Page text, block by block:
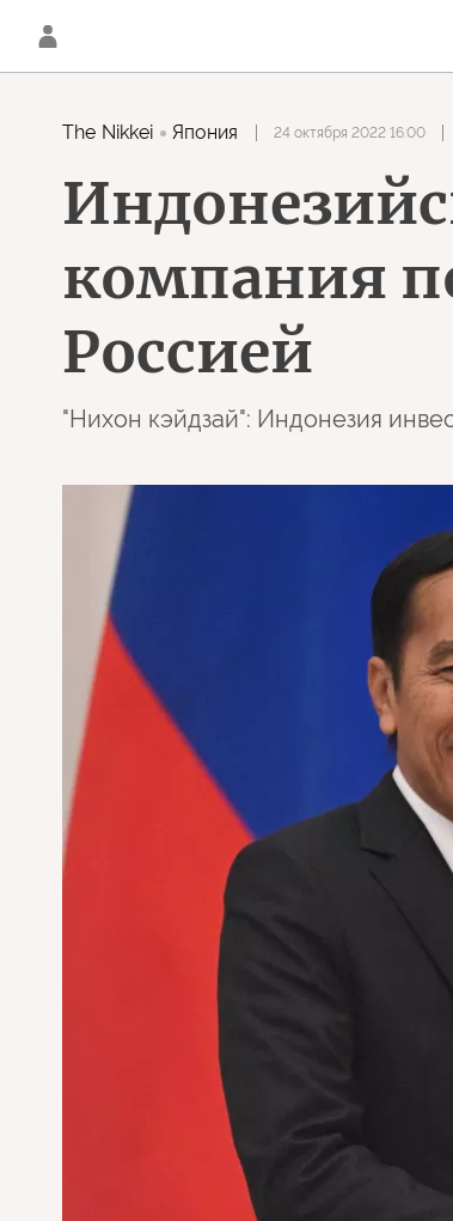
The Nikkei Япония 24 октября 2022 16:00
компания
Россией
"Нихон кэйдзай": Индонезия